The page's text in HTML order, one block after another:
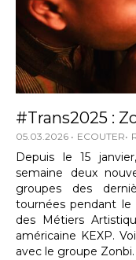
#Trans2025 :
05.03.2026 ECOUTER
Depuis le 15
semaine deux
groupes des
tournées pendant le
des Métiers
américaine KEXP.
avec le groupe Zonbi.